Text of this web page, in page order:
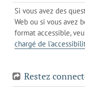
Si vous avez des
Web ou si vous avez
format accessible,
chargé de
Restez